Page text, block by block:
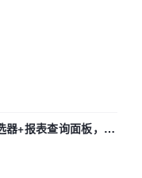
+报表查询面板，参